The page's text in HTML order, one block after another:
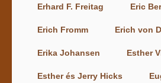
Erhard F. Freitag Eric
Erich Fromm Erich von
Erika Johansen Esther
Esther és Jerry Hicks